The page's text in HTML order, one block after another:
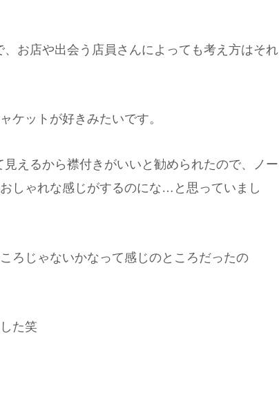
お店や出会う店員さんによっても考え方はそれ
ケットが好きみたいです。
えるから襟付きがいいと勧められたので、ノー
しゃれな感じがするのにな…と思っていまし
ろじゃないかなって感じのところだったの
た笑